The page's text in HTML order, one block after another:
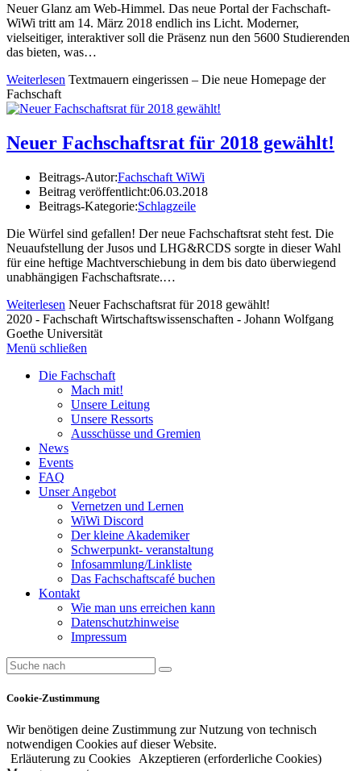
Neuer Glanz am Web-Himmel. Das neue Portal der Fachschaft-
WiWi tritt am 14. März 2018 endlich ins Licht. Moderner,
vielseitiger, interaktiver soll die Präsenz nun den 5600 Studierenden
das bieten, was…
Weiterlesen Textmauern eingerissen – Die neue Homepage der
Fachschaft
Neuer Fachschaftsrat für 2018 gewählt!
Beitrags-Autor:Fachschaft WiWi
Beitrag veröffentlicht:06.03.2018
Beitrags-Kategorie:Schlagzeile
Die Würfel sind gefallen! Der neue Fachschaftsrat steht fest. Die
Neuaufstellung der Jusos und LHG&RCDS sorgte in dieser Wahl
für eine heftige Machtverschiebung in dem bis dato überwiegend
unabhängigen Fachschaftsrate.…
Weiterlesen Neuer Fachschaftsrat für 2018 gewählt!
2020 - Fachschaft Wirtschaftswissenschaften - Johann Wolfgang
Goethe Universität
Menü schließen
Die Fachschaft
Mach mit!
Unsere Leitung
Unsere Ressorts
Ausschüsse und Gremien
News
Events
FAQ
Unser Angebot
Vernetzen und Lernen
WiWi Discord
Der kleine Akademiker
Schwerpunkt- veranstaltung
Infosammlung/Linkliste
Das Fachschaftscafé buchen
Kontakt
Wie man uns erreichen kann
Datenschutzhinweise
Impressum
Cookie-Zustimmung
Wir benötigen deine Zustimmung zur Nutzung von technisch
notwendigen Cookies auf dieser Website.
Erläuterung zu Cookies
Akzeptieren (erforderliche Cookies)